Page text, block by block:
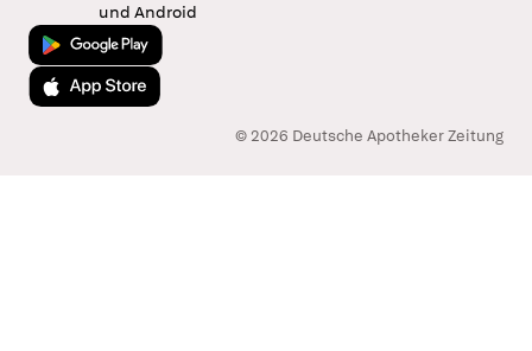
und Android
Jetzt bei Google Play
Laden im App Store
© 2026 Deutsche Apotheker Zeitung